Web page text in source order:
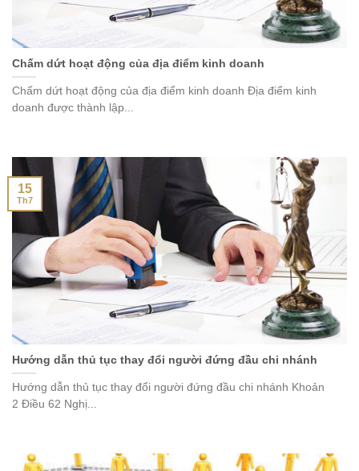
Chấm dứt hoạt động của địa điểm kinh doanh
Chấm dứt hoạt động của địa điểm kinh doanh Địa điểm kinh
doanh được thành lập...
Hướng dẫn thủ tục thay đổi người đứng đầu chi nhánh
Hướng dẫn thủ tục thay đổi người đứng đầu chi nhánh Khoản
2 Điều 62 Nghị...
15
Th7